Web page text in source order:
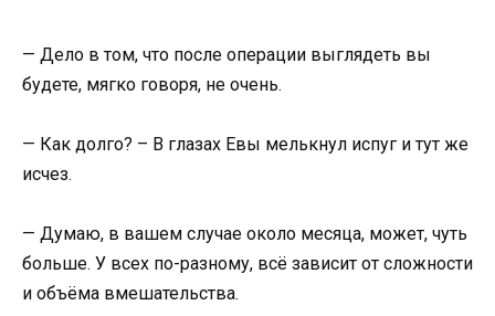
— Дело в том, что после операции выглядеть вы
будете, мягко говоря, не очень.
— Как долго? – В глазах Евы мелькнул испуг и тут же
исчез.
— Думаю, в вашем случае около месяца, может, чуть
больше. У всех по-разному, всё зависит от сложности
и объёма вмешательства.